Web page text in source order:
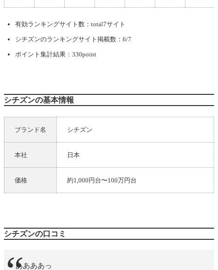
有効ランキングサイト数：total7サイト
シチズンのランキングサイト掲載数：6/7
ポイント集計結果：330point
シチズンの基本情報
ブランド名 シチズン
本社 日本
価格 約1,000円台〜100万円台
シチズンの口コミ
ああああっ